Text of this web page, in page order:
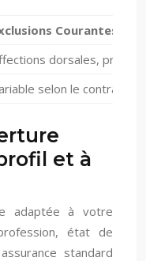
Courantes
dorsales,
selon le contrat,
et à
adaptée à votre
état de
standard